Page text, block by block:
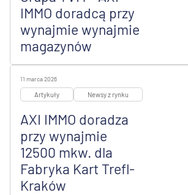
IMMO doradcą przy
wynajmie wynajmie
magazynów
11 marca 2026
Artykuły Newsy z rynku
AXI IMMO doradza
przy wynajmie
12500 mkw. dla
Fabryka Kart Trefl-
Kraków